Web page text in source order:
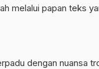
melalui papan teks
dengan nuansa